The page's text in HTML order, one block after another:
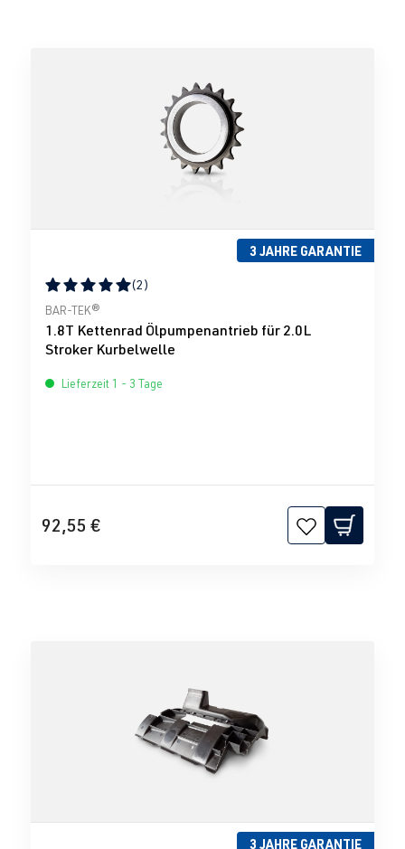
3 JAHRE GARANTIE
Durchschnittliche Bewertung von 5 von 5 Sternen
(2)
BAR-TEK®
1.8T Kettenrad Ölpumpenantrieb für 2.0L
Stroker Kurbelwelle
Lieferzeit 1 - 3 Tage
92,55 €
3 JAHRE GARANTIE